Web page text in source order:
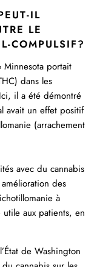
IL
LE
COMPULSIF?
Minnesota portait
dans les
il a été démontré
avait un effet positif
(arrachement
avec du cannabis
des
à
aux patients, en
de Washington